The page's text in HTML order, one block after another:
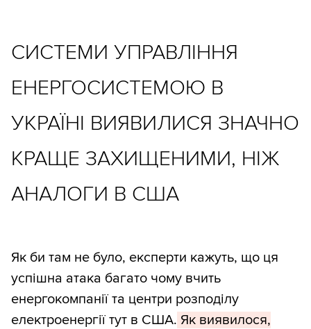
СИСТЕМИ УПРАВЛІННЯ
ЕНЕРГОСИСТЕМОЮ В
УКРАЇНІ ВИЯВИЛИСЯ ЗНАЧНО
КРАЩЕ ЗАХИЩЕНИМИ, НІЖ
АНАЛОГИ В США
Як би там не було, експерти кажуть, що ця
успішна атака багато чому вчить
енергокомпанії та центри розподілу
електроенергії тут в США. Як виявилося,